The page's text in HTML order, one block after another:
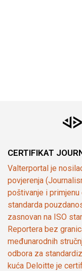
CERTIFIKAT
Valterportal je
povjerenja
poštivanje i
standarda
zasnovan na ISO
Reportera bez
međunarodnih
odbora za
kuća Deloitte je